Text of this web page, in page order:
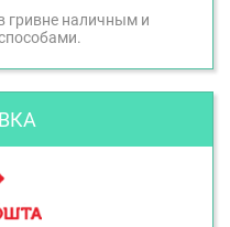
гривне наличным и